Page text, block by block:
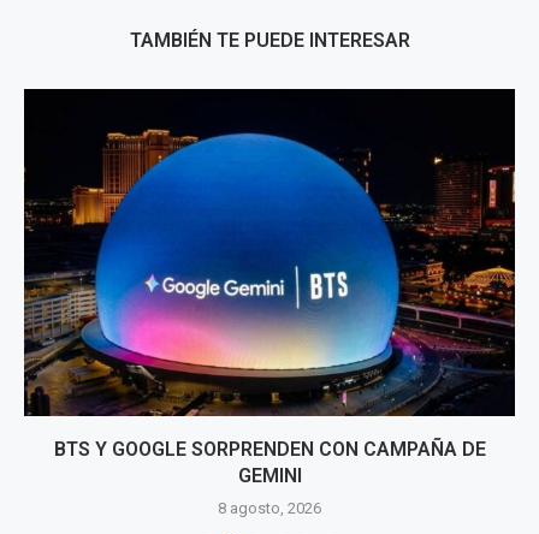
TAMBIÉN TE PUEDE INTERESAR
BTS Y GOOGLE SORPRENDEN CON CAMPAÑA DE
GEMINI
8 agosto, 2026